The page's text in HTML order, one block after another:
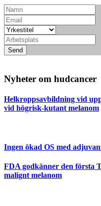
Send
Nyheter om hudcancer
Helkroppsavbildning vid
vid högrisk-kutant melanom
Ingen ökad OS med
FDA godkänner den första
malignt melanom